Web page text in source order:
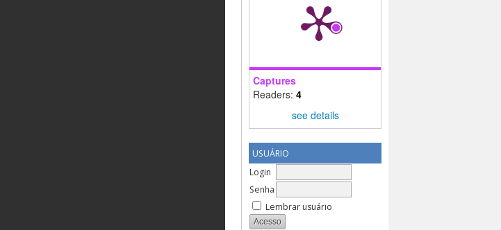
Captures
Readers: 4
see details
USUÁRIO
Login
Senha
Lembrar usuário